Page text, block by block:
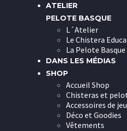
ATELIER
PELOTE BASQUE
L´Atelier
Le Chistera
La Pelote Basque
DANS LES MÉDIAS
SHOP
Accueil Shop
Chisteras et
Accessoires de jeu
Déco et Goodies
Vêtements